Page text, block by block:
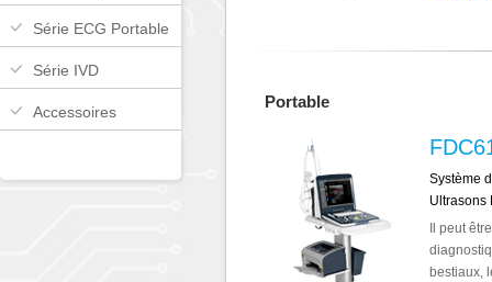
Série ECG Portable
Série IVD
Accessoires
Portable
Système
Ultrasons
Il peut
bestiaux,